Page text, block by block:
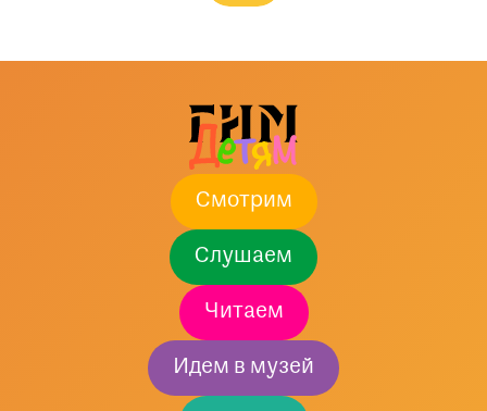
Смотрим
Слушаем
Читаем
Идем в музей